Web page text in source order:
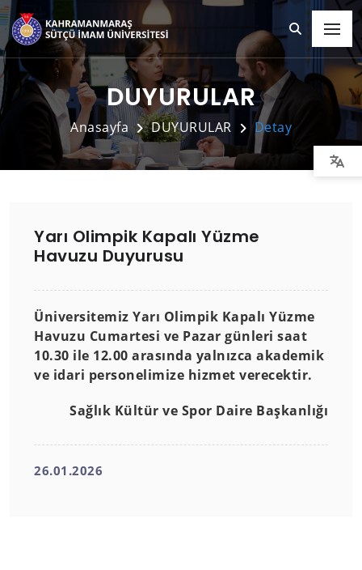
DUYURULAR
Anasayfa DUYURULAR Detay
Yarı Olimpik Kapalı Yüzme
Havuzu Duyurusu
Üniversitemiz Yarı Olimpik Kapalı Yüzme
Havuzu Cumartesi ve Pazar günleri saat
10.30 ile 12.00 arasında yalnızca akademik
ve idari personelimize hizmet verecektir.
Sağlık Kültür ve Spor Daire Başkanlığı
26.01.2026